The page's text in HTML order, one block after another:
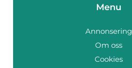
Menu
Annonsering
Om oss
Cookies